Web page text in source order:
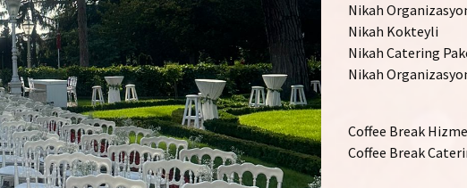
Nikah
Nikah Kokteyli
Nikah Catering
Nikah
Coffee Break
Coffee Break